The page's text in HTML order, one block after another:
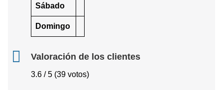
Sábado
Domingo
Valoración de los clientes
3.6 / 5 (39 votos)